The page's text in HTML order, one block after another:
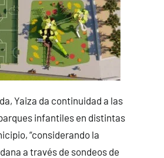
Yaiza da continuidad a las
infantiles en distintas
“considerando la
a través de sondeos de